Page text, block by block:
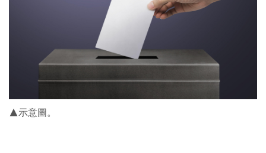
▲示意圖。